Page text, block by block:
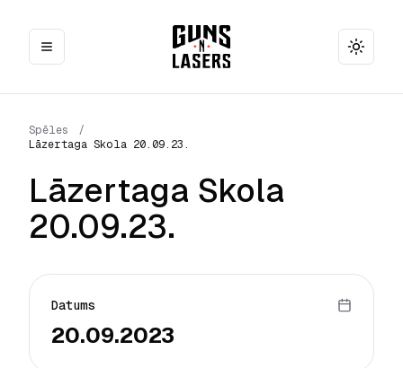
Toggle
Spēles
/
Lāzertaga Skola 20.09.23.
Lāzertaga Skola
20.09.23.
Datums
20.09.2023